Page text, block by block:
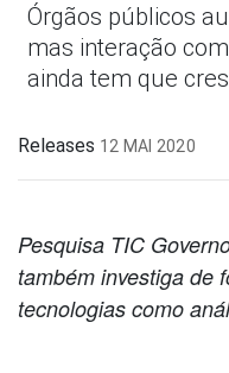
Órgãos públicos
mas interação
ainda tem que
Releases 12 MAI 2020
Pesquisa TIC
também investiga de
tecnologias como